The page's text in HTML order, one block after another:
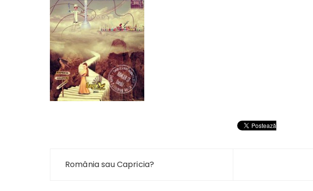
Navigare
România sau Capricia?